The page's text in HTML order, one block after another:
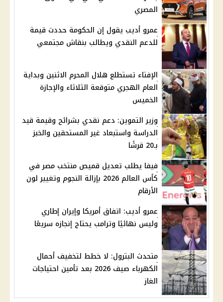
المصري
عمرو أديب يقول إن الحكومة حددت قيمة
للدعم النقدي ويطالب بنقاش مجتمعي
الإفتاء تستطلع هلال المحرم الاثنين وبداية
العام الهجري متوقعة الثلاثاء والإجازة
الخميس
وزير التموين: دعم نقدي بشرائح وقيمة قيد
الدراسة واستبعاد غير المستحقين والخبز
بـ20 قرشًا
فيفا يطلب تعديل قميص منتخب مصر في
كأس العالم 2026 بإزالة النجوم وتغيير لون
الأرقام
عمرو أديب: اتفاق أمريكا وإيران إطاري
وليس نهائيًا وترامب يحتاج إنجازه سريعًا
متحدث البترول: لا خطط لتخفيف أحمال
الكهرباء صيف 2026 بعد تأمين احتياجات
الغاز